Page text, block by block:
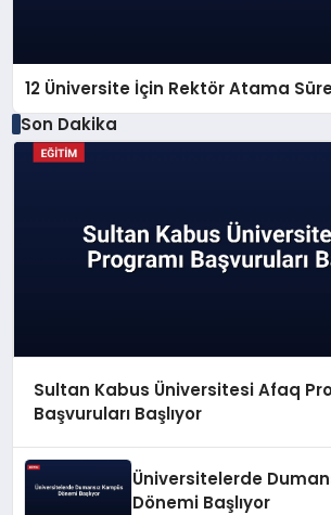
12 Üniversite İçin Rektör Atama
Son Dakika
Sultan Kabus Üniversitesi Afaq
Başvuruları Başlıyor
Üniversitelerde
Dönemi Başlıyor